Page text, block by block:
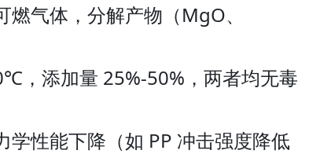
气体，分解产物（MgO、
，添加量 25%-50%，两者均无毒
性能下降（如 PP 冲击强度降低